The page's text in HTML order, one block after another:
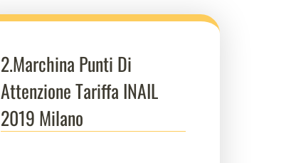
2.Marchina Punti Di
Attenzione Tariffa INAIL
2019 Milano